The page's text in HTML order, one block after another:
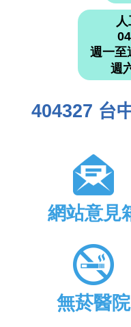
週一至
週
404327 台
網站意見
無菸醫院